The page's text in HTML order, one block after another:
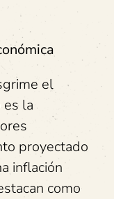
el
la
proyectado
inflación
como